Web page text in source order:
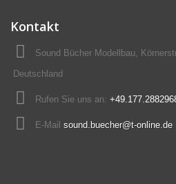
Kontakt
Sound Bücher Modellbau,
Deutschland
Rufen Sie uns an:
E-Mail sound.buecher@t-online.de